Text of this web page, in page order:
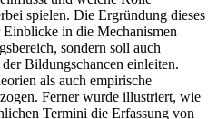
spielen. Die Ergründung dieses
in die Mechanismen
sondern soll auch
Bildungschancen einleiten.
als auch empirische
Ferner wurde illustriert, wie
Termini die Erfassung von